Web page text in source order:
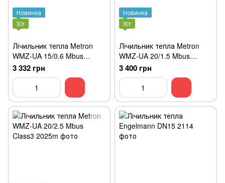
Новинка
Хіт
Лічильник тепла Metron
WMZ-UA 15/0.6 Mbus
Class3
3 332 грн
Новинка
Хіт
Лічильник тепла Metron
WMZ-UA 20/1.5 Mbus
Class3
3 400 грн